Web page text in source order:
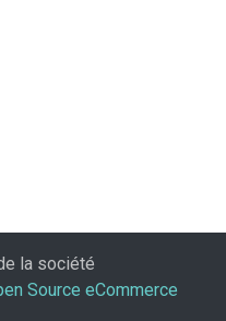
la société
Source eCommerce